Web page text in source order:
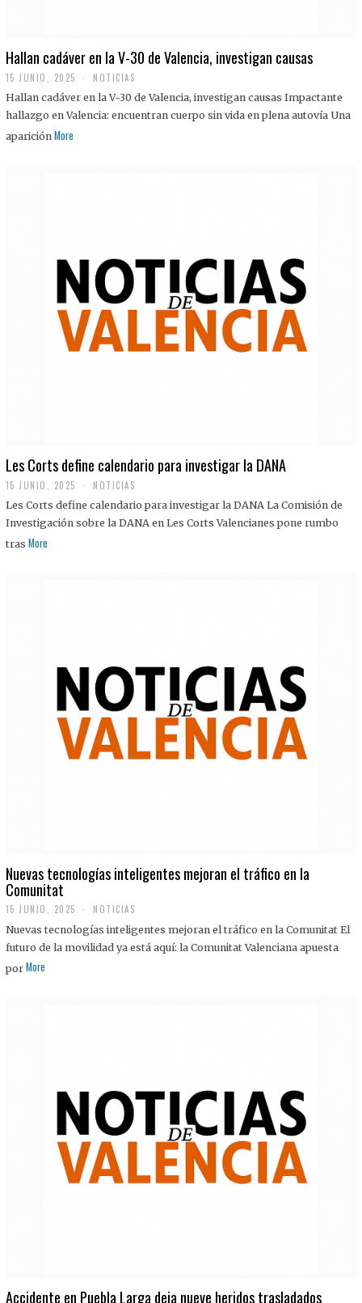
Hallan cadáver en la V-30 de Valencia, investigan causas
15 JUNIO, 2025 NOTICIAS
Hallan cadáver en la V-30 de Valencia, investigan causas Impactante
hallazgo en Valencia: encuentran cuerpo sin vida en plena autovía Una
aparición More
Les Corts define calendario para investigar la DANA
15 JUNIO, 2025 NOTICIAS
Les Corts define calendario para investigar la DANA La Comisión de
Investigación sobre la DANA en Les Corts Valencianes pone rumbo
tras More
Nuevas tecnologías inteligentes mejoran el tráfico en la
Comunitat
15 JUNIO, 2025 NOTICIAS
Nuevas tecnologías inteligentes mejoran el tráfico en la Comunitat El
futuro de la movilidad ya está aquí: la Comunitat Valenciana apuesta
por More
Accidente en Puebla Larga deja nueve heridos trasladados